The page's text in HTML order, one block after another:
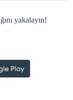
yakalayın!